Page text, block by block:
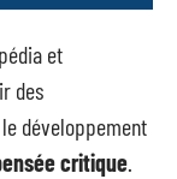
et
des
développement
critique.